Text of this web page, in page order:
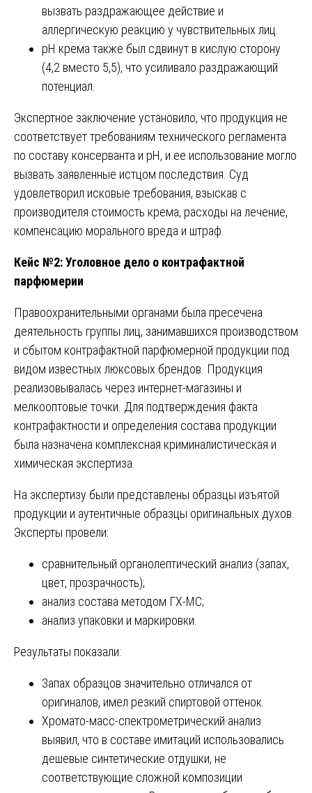
вызвать раздражающее действие и
аллергическую реакцию у чувствительных лиц.
pH крема также был сдвинут в кислую сторону
(4,2 вместо 5,5), что усиливало раздражающий
потенциал.
Экспертное заключение установило, что продукция не
соответствует требованиям технического регламента
по составу консерванта и pH, и ее использование могло
вызвать заявленные истцом последствия. Суд
удовлетворил исковые требования, взыскав с
производителя стоимость крема, расходы на лечение,
компенсацию морального вреда и штраф.
Кейс №2: Уголовное дело о контрафактной
парфюмерии
Правоохранительными органами была пресечена
деятельность группы лиц, занимавшихся производством
и сбытом контрафактной парфюмерной продукции под
видом известных люксовых брендов. Продукция
реализовывалась через интернет-магазины и
мелкооптовые точки. Для подтверждения факта
контрафактности и определения состава продукции
была назначена комплексная криминалистическая и
химическая экспертиза.
На экспертизу были представлены образцы изъятой
продукции и аутентичные образцы оригинальных духов.
Эксперты провели:
сравнительный органолептический анализ (запах,
цвет, прозрачность);
анализ состава методом ГХ-МС;
анализ упаковки и маркировки.
Результаты показали:
Запах образцов значительно отличался от
оригиналов, имел резкий спиртовой оттенок.
Хромато-масс-спектрометрический анализ
выявил, что в составе имитаций использовались
дешевые синтетические отдушки, не
соответствующие сложной композиции